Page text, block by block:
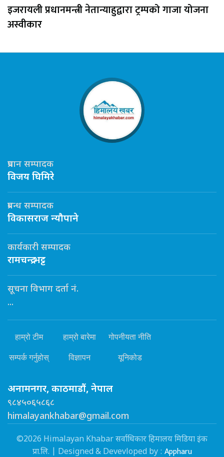
इजरायली प्रधानमन्त्री नेतान्याहुद्वारा ट्रम्पको गाजा योजना
अस्वीकार
प्रधान सम्पादक
विजय घिमिरे
प्रबन्ध सम्पादक
विकासराज न्यौपाने
कार्यकारी सम्पादक
रामचन्द्र भट्ट
सूचना विभाग दर्ता नं.
...
हाम्रो टीम हाम्रो बारेमा गोपनीयता नीति
सम्पर्क गर्नुहोस् विज्ञापन यूनिकोड
अनामनगर, काठमाडौं, नेपाल
९८४५०६५८६८
himalayankhabar@gmail.com
©2026 Himalayan Khabar सर्वाधिकार हिमालय मिडिया इंक
प्रा.लि. | Designed & Devevloped by : Appharu